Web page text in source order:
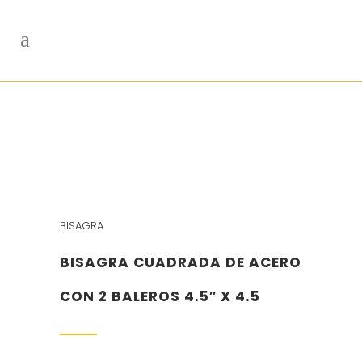
BISAGRA
BISAGRA CUADRADA DE ACERO
CON 2 BALEROS 4.5″ X 4.5